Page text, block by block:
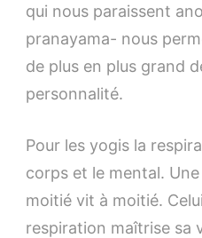
qui nous paraissent
pranayama- nous
de plus en plus grand
personnalité.
Pour les yogis la
corps et le mental.
moitié vit à moitié.
respiration maîtrise sa